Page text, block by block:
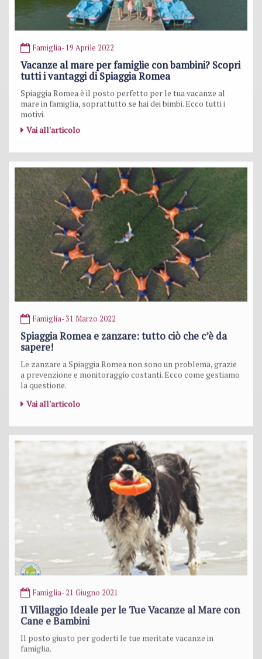
Famiglia - 19 Aprile 2022
Vacanze al mare per famiglie con bambini? Scopri
tutti i vantaggi di Spiaggia Romea
Spiaggia Romea è il posto perfetto per le tua vacanze al
mare in famiglia, soprattutto se hai dei bimbi. Ecco tutti i
motivi.
Vai all'articolo
Famiglia - 31 Marzo 2022
Spiaggia Romea e zanzare: tutto ciò che c’è da
sapere!
Le zanzare a Spiaggia Romea non sono un problema, grazie
a prevenzione e monitoraggio costanti. Ecco come gestiamo
la questione.
Vai all'articolo
Il Villaggio Ideale per le Tue Vacanze al Mare con
Cane e Bambini
famiglia.
Vai all'articolo